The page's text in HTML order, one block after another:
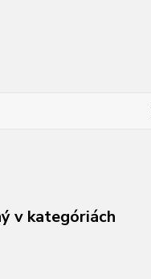
v kategóriách